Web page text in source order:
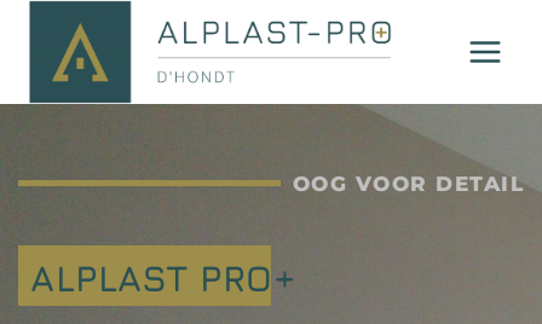
OOG VOOR DETAIL
ALPLAST PRO+